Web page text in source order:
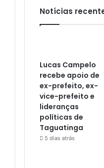
Notícias
Lucas Campelo
recebe apoio de
ex-prefeito, ex-
vice-prefeito e
lideranças
políticas de
Taguatinga
5 dias atrás